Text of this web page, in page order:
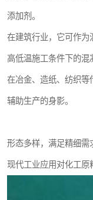
添加剂。
在建筑行业，它可作为
高低温施工条件下的混
在冶金、造纸、纺织等
辅助生产的身影。
形态多样，满足精细需
现代工业应用对化工原